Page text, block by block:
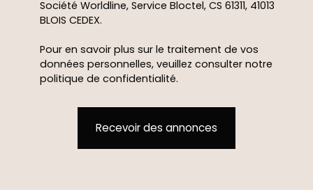
Société Worldline, Service Bloctel, CS 61311, 41013
BLOIS CEDEX.
Pour en savoir plus sur le traitement de vos
données personnelles, veuillez consulter notre
politique de confidentialité.
Recevoir des annonces